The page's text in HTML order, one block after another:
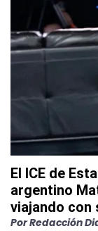
El ICE de
argentino
viajando con
PorRedacción